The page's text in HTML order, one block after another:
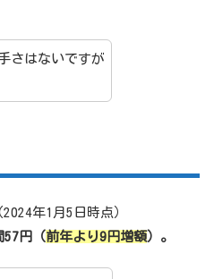
さはないですが
2024年1月5日時点）
57円（前年より9円増額）。